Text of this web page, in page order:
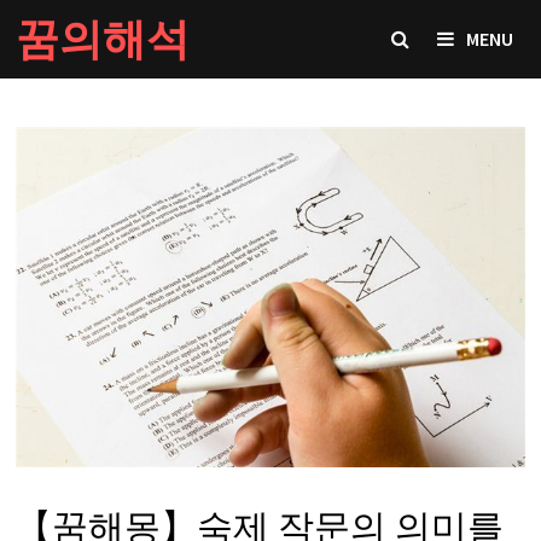
Skip
to
content
꿈의해석 MENU
【꿈해몽】숙제 작문의 의미를